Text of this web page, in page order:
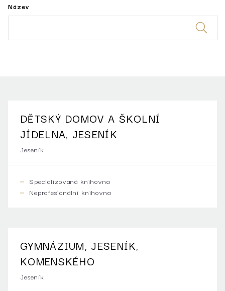
Název
DĚTSKÝ DOMOV A ŠKOLNÍ
JÍDELNA, JESENÍK
Jeseník
Specializovaná knihovna
Neprofesionální knihovna
GYMNÁZIUM, JESENÍK,
KOMENSKÉHO
Jeseník